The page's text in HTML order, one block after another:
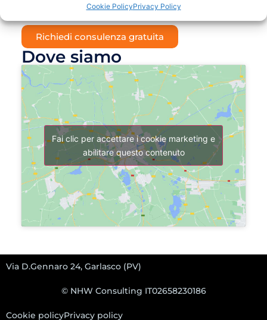
Cookie PolicyPrivacy Policy
un confronto concreto su cosa possiamo fare per te.
Richiedi consulenza gratuita
Dove siamo
Fai clic per accettare i cookie marketing e
abilitare questo contenuto
Via D.Gennaro 24, Garlasco (PV)
© NHW Consulting IT02658230186
Cookie policyPrivacy policy